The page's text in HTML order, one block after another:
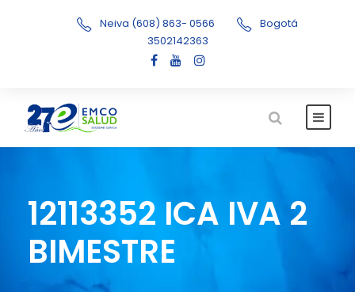
Neiva (608) 863- 0566
Bogotá
3502142363
12113352 ICA IVA 2
BIMESTRE